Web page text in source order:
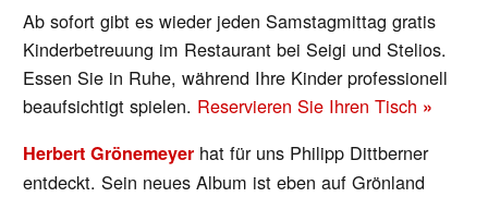
Ab sofort gibt es wieder jeden Samstagmittag gratis
Kinderbetreuung im Restaurant bei Seigi und Stelios.
Essen Sie in Ruhe, während Ihre Kinder professionell
beaufsichtigt spielen. Reservieren Sie Ihren Tisch »
Herbert Grönemeyer hat für uns Philipp Dittberner
entdeckt. Sein neues Album ist eben auf Grönland